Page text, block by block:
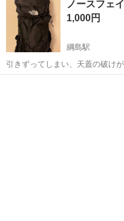
衣料服飾品、生活雑貨、家具、
ち込めます！ ※詳細はこ...
ノースフ
1,000円
綱島駅
引きずってしまい、天蓋の破け
りません。 他にも細かな傷破れ